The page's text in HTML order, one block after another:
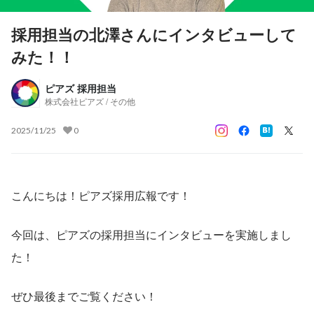
採用担当の北澤さんにインタビューして
みた！！
ピアズ 採用担当
株式会社ピアズ / その他
2025/11/25 0
こんにちは！ピアズ採用広報です！
今回は、ピアズの採用担当にインタビューを実施しまし
た！
ぜひ最後までご覧ください！